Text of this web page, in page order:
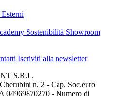
Esterni
Sostenibilità Showroom
Iscriviti alla newsletter
S.R.L.
n. 2 - Cap. Soc.euro
04969870270 - Numero di